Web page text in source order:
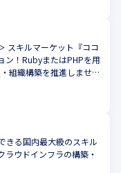
ン！RubyまたはPHPを用
組織構築を推進しません
ラウドインフラの構築・